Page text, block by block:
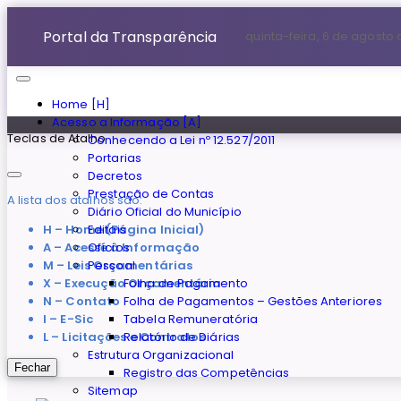
Home [H]
Acesso a Informação [A]
Conhecendo a Lei nº 12.527/2011
Portarias
Decretos
Prestação de Contas
Diário Oficial do Município
Editais
Ofícios
Pessoal
Folha de Pagamento
Folha de Pagamentos – Gestões Anteriores
Tabela Remuneratória
Relatório de Diárias
Estrutura Organizacional
Registro das Competências
Sitemap
Portal da Transparência quinta-feira, 6 de agosto
Teclas de Atalho
A lista dos atalhos são:
H – Home (Página Inicial)
A – Acesse à Informação
M – Leis Orçamentárias
X – Execução Orçamentária
N – Contato
I – E-Sic
L – Licitações e Contratos
Fechar